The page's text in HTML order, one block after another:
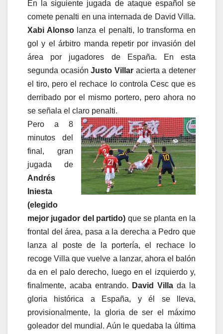
En la siguiente jugada de ataque español se
comete penalti en una internada de David Villa.
Xabi Alonsolanza el penalti, lo transforma en
gol y el árbitro manda repetir por invasión del
área por jugadores de España. En esta
segunda ocasiónJusto Villar acierta a detener
el tiro, pero el rechace lo controla Cesc que es
derribado por el mismo portero, pero ahora no
se señala el claro penalti.
Pero a 8
minutos del
final, gran
jugada de
Andrés
Iniesta
(elegido
mejor jugador del partido) que se planta en la
frontal del área, pasa a la derecha a Pedro que
lanza al poste de la portería, el rechace lo
recoge Villa que vuelve a lanzar, ahora el balón
da en el palo derecho, luego en el izquierdo y,
finalmente, acaba entrando.
David Villa da la
gloria histórica a España, y él se lleva,
provisionalmente, la gloria de ser el máximo
goleador del mundial. Aún le quedaba la última